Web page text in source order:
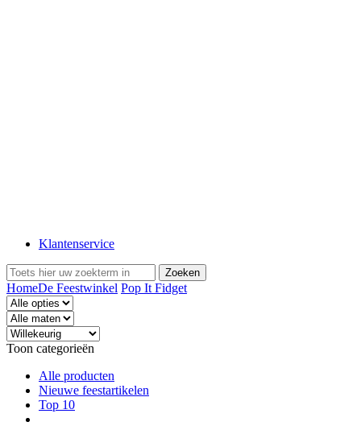
Klantenservice
HomeDe Feestwinkel Pop It Fidget
Toon categorieën
Alle producten
Nieuwe feestartikelen
Top 10